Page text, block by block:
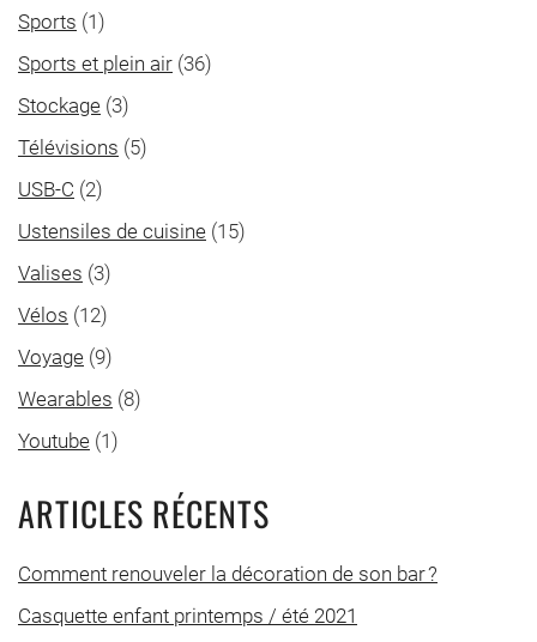
Sports (1)
Sports et plein air (36)
Stockage (3)
Télévisions (5)
USB-C (2)
Ustensiles de cuisine (15)
Valises (3)
Vélos (12)
Voyage (9)
Wearables (8)
Youtube (1)
ARTICLES RÉCENTS
Comment renouveler la décoration de son bar ?
Casquette enfant printemps / été 2021